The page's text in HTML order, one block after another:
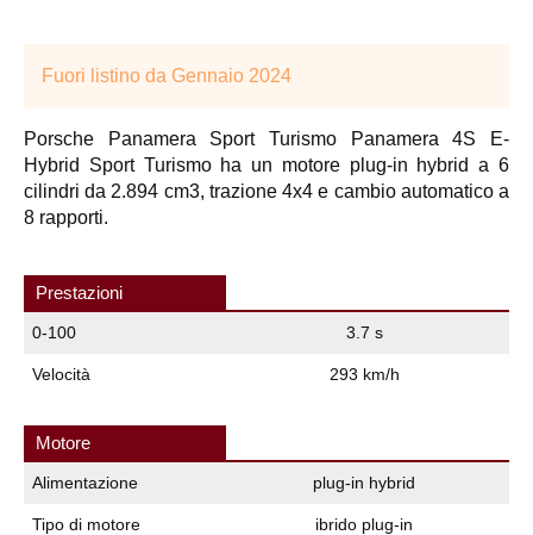
Fuori listino da Gennaio 2024
Porsche Panamera Sport Turismo Panamera 4S E-
Hybrid Sport Turismo ha un motore plug-in hybrid a 6
cilindri da 2.894 cm3, trazione 4x4 e cambio automatico a
8 rapporti.
Prestazioni
0-100 3.7 s
Velocità 293 km/h
Motore
Alimentazione plug-in hybrid
Tipo di motore ibrido plug-in